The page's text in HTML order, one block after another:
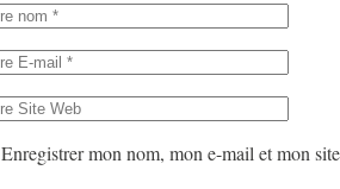
Enregistrer mon nom, mon e-mail et mon